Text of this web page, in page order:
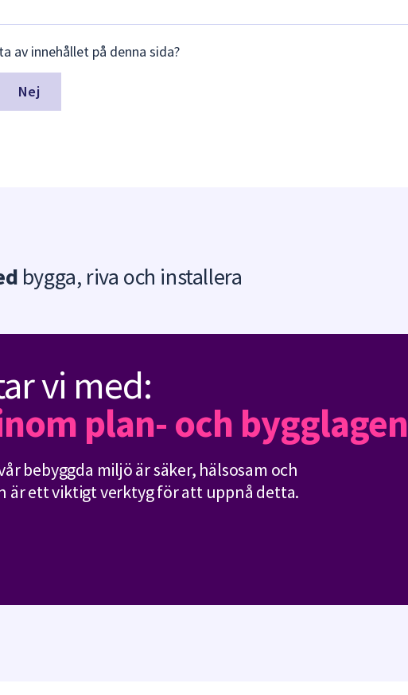
av innehållet på denna sida?
Nej
bygga, riva och installera
vi med:
plan- och bygglagen
bebyggda miljö är säker, hälsosam och
är ett viktigt verktyg för att uppnå detta.